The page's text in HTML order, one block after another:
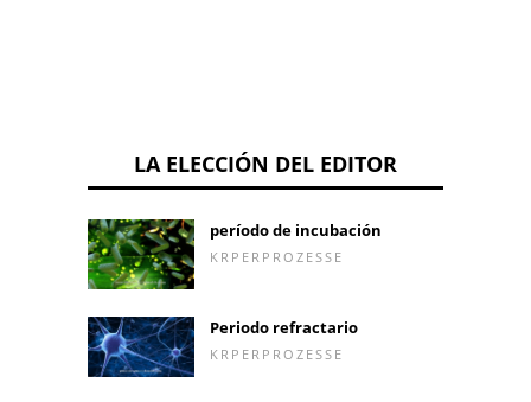
LA ELECCIÓN DEL EDITOR
período de incubación
KRPERPROZESSE
Periodo refractario
KRPERPROZESSE